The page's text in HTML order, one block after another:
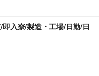
即入寮/製造・工場/日勤/日